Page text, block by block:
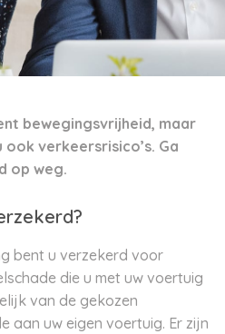
bewegingsvrijheid, maar
verkeersrisico’s. Ga
op weg.
bent u verzekerd voor
die u met uw voertuig
van de gekozen
aan uw eigen voertuig. Er zijn